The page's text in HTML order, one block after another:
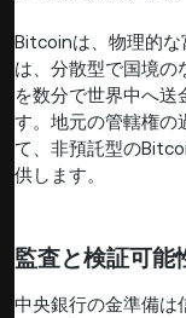
Bitcoinは、物理的な
は、分散型で国境の
を数分で世界中へ送
す。地元の管轄権の
て、非預託型の
供します。
監査と検証可能
中央銀行の金準備は